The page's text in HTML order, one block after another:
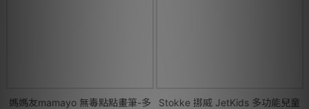
媽媽友mamayo 無毒點點畫筆-多
Stokke 挪威 JetKids 多功能兒童